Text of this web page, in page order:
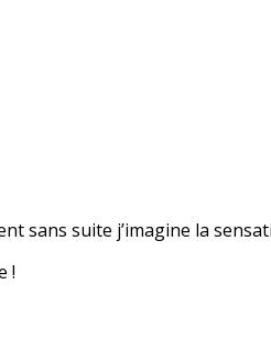
sans suite j’imagine la
!